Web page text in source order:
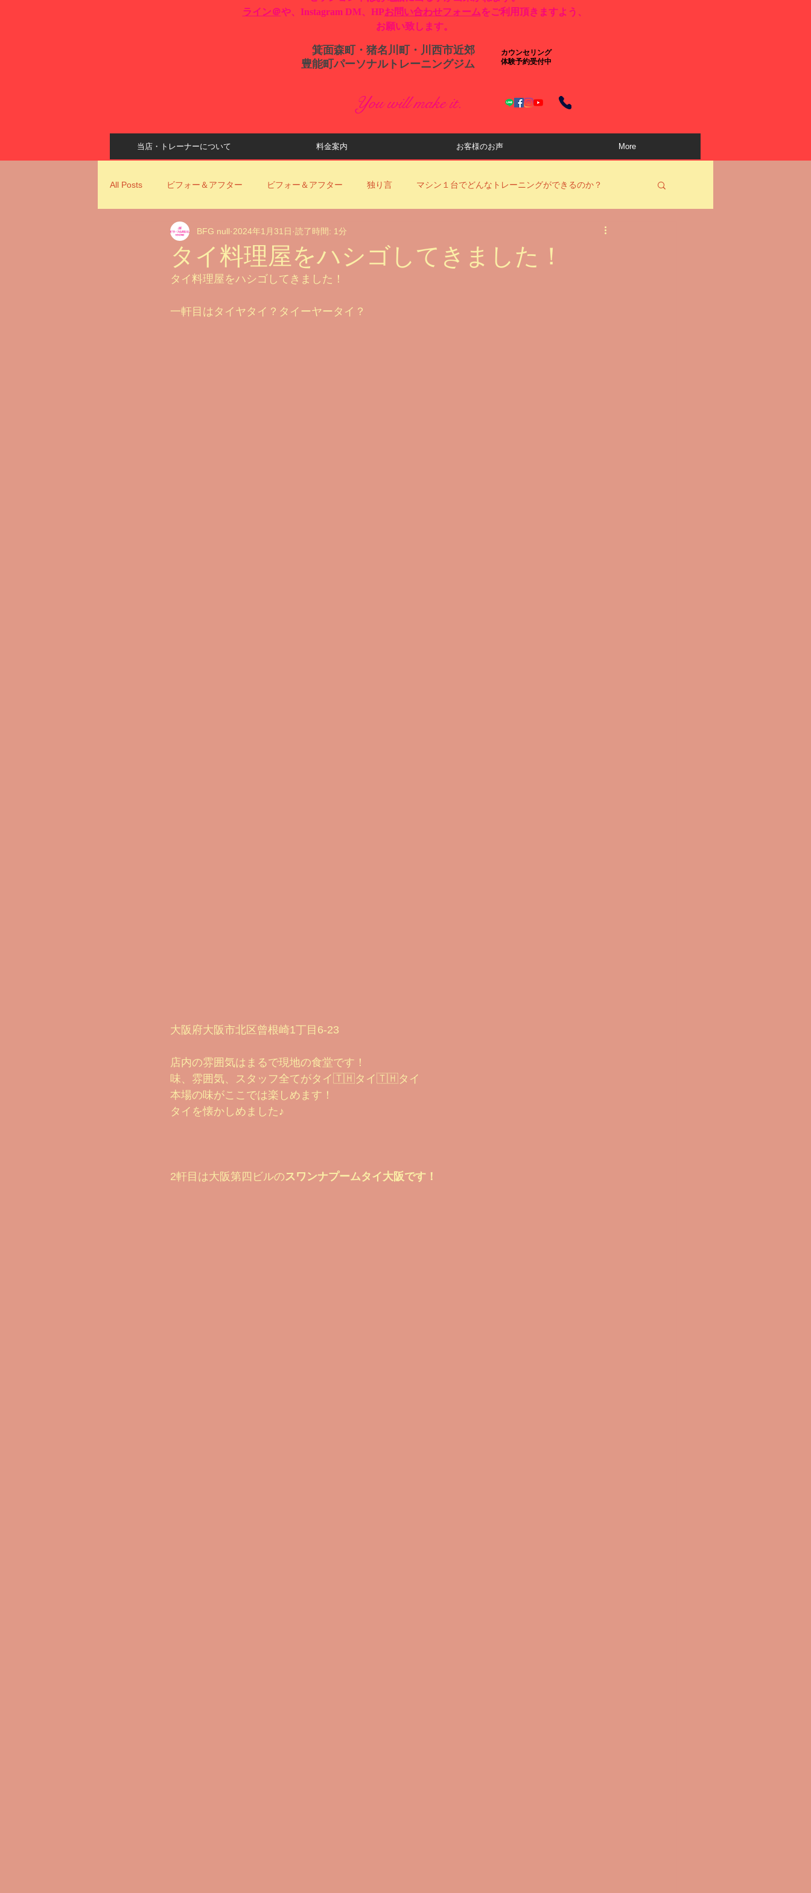
​ライン＠や、Instagram DM、HPお問い合わせフォームをご利用頂きますよう、
お願い致します。
箕面森町・猪名川町・川西市近郊
​豊能町パーソナルトレーニングジム
カウンセリング
体験予約受付中
You will make it.
当店・トレーナーについて 料金案内 お客様のお声 More
All Posts ビフォー＆アフター ビフォー＆アフター 独り言 マシン１台でどんなトレーニングができるのか？
ビリーフ古川ジムコロナ対策 YouTube動画更新のお知らせ
美味しいプロテインシェイクの作り方YouTubeのご案内
タイ料理屋をハシゴしてきました！
BFG null 2024年1月31日 読了時間: 1分
タイ料理屋をハシゴしてきました！
一軒目はタイヤタイ？タイーヤータイ？
大阪府大阪市北区曾根崎1丁目6-23
店内の雰囲気はまるで現地の食堂です！
味、雰囲気、スタッフ全てがタイ🇹🇭タイ🇹🇭タイ
本場の味がここでは楽しめます！
タイを懐かしめました♪
2軒目は大阪第四ビルのスワンナプームタイ大阪です！